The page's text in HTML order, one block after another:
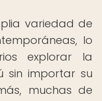
variedad de
lo
explorar la
sin importar su
muchas de